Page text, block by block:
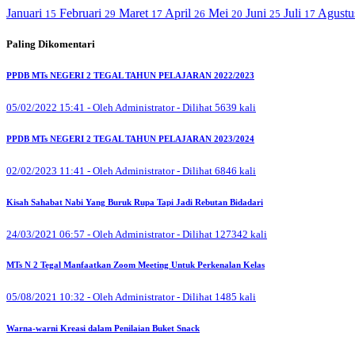
Januari 15 Februari 29 Maret 17 April 26 Mei 20 Juni 25 Juli 17
Paling Dikomentari
PPDB MTs NEGERI 2 TEGAL TAHUN PELAJARAN 2022/2023
05/02/2022 15:41 - Oleh Administrator - Dilihat 5639 kali
PPDB MTs NEGERI 2 TEGAL TAHUN PELAJARAN 2023/2024
02/02/2023 11:41 - Oleh Administrator - Dilihat 6846 kali
Kisah Sahabat Nabi Yang Buruk Rupa Tapi Jadi Rebutan Bidadari
24/03/2021 06:57 - Oleh Administrator - Dilihat 127342 kali
MTs N 2 Tegal Manfaatkan Zoom Meeting Untuk Perkenalan Kelas
05/08/2021 10:32 - Oleh Administrator - Dilihat 1485 kali
Warna-warni Kreasi dalam Penilaian Buket Snack